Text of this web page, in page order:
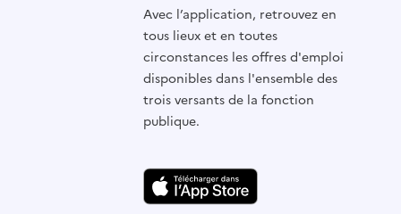
Avec l’application, retrouvez en
tous lieux et en toutes
circonstances les offres d'emploi
disponibles dans l'ensemble des
trois versants de la fonction
publique.